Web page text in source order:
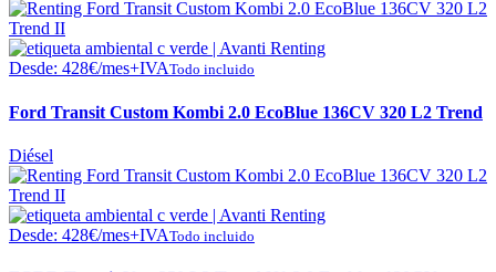
Desde: 428€/mes+IVATodo incluido
Ford Transit Custom Kombi 2.0 EcoBlue 136CV 320 L2 Trend
Diésel
Desde: 428€/mes+IVATodo incluido